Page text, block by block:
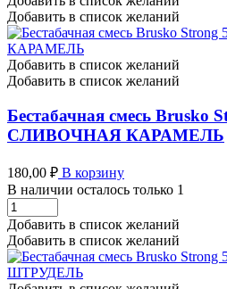
Brusko
Strong
50
гр
-
ПЕЧЕНЬЕ
С
БАНАНОМ
количество
Добавить в список желаний
Добавить в список желаний
Добавить в список желаний
Бестабачная смесь Brusko
СЛИВОЧНАЯ КАРАМЕЛЬ
180,00 ₽ В корзину
В наличии осталось только 1
Бестабачная
смесь
Brusko
Strong
50
гр
Добавить в список желаний
Добавить в список желаний